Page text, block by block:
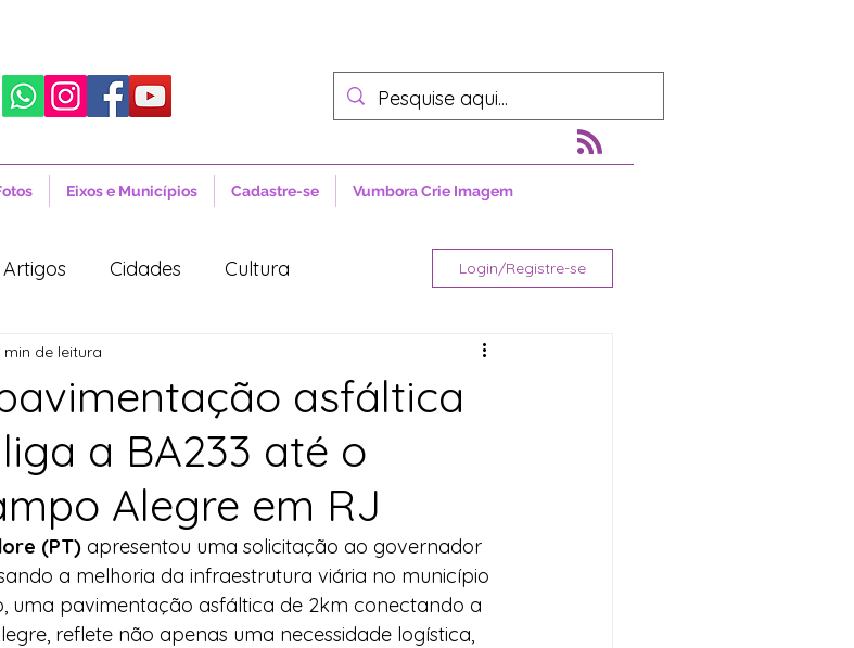
Eixos e Municípios Cadastre-se Vumbora Crie Imagem
Artigos Cidades Cultura
de Lei Política Lula
Água Agricultura Familiar
Familiar Defesa Civil
Login/Registre-se
asfáltica
a BA233 até o
Alegre em RJ
min de leitura
(PT) apresentou uma solicitação ao governador
a melhoria da infraestrutura viária no município
uma pavimentação asfáltica de 2km conectando a
reflete não apenas uma necessidade logística,